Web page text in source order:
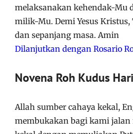
melaksanakan kehendak-Mu
milik-Mu. Demi Yesus
dan sepanjang masa. Amin
Dilanjutkan dengan Rosario
Novena Roh Kudus
Allah sumber cahaya kekal,
membukakan bagi kami